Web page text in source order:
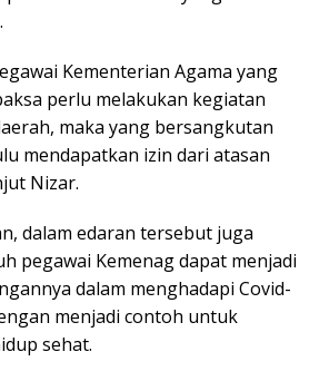
Kementerian Agama yang
perlu melakukan kegiatan
maka yang bersangkutan
mendapatkan izin dari atasan
Nizar.
dalam edaran tersebut juga
pegawai Kemenag dapat menjadi
dalam menghadapi Covid-
menjadi contoh untuk
sehat.